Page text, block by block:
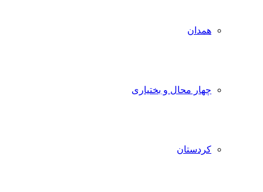
همدان
چهار محال و بختیاری
کردستان